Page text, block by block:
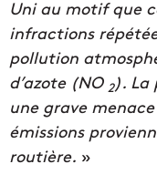
Uni au motif que
infractions
pollution
d’azote (NO 2). La
une grave
émissions
routière. »